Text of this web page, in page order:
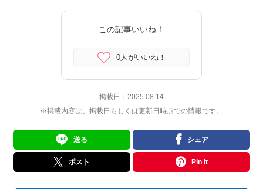
この記事いいね！
0人がいいね！
掲載日： 2025.08.14
※掲載内容は、掲載日もしくは更新日時点での情報です。
送る シェア
ポスト Pin it